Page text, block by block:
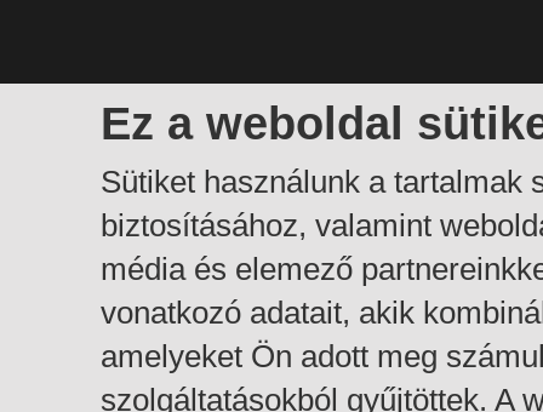
Ez a weboldal
Sütiket használunk a tartalmak
biztosításához, valamint
média és elemező
vonatkozó adatait, akik
amelyeket Ön adott meg
szolgáltatásokból gyűjtöttek. A